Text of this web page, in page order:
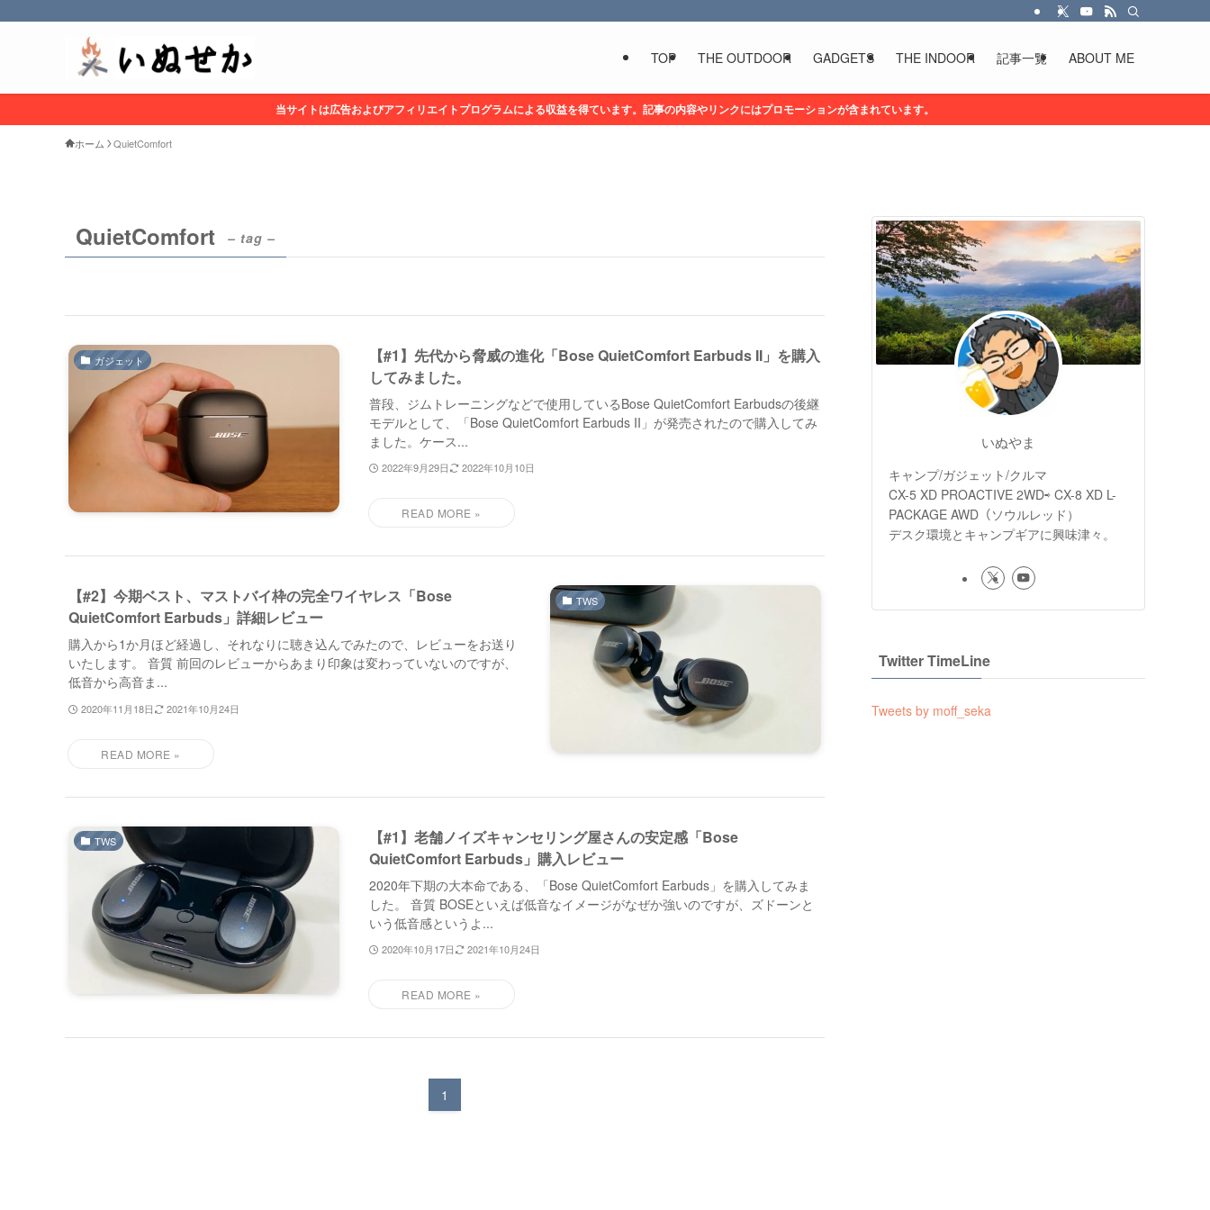
TOP THE OUTDOOR GADGETS THE INDOOR 記事一覧 ABOUT ME
当サイトは広告およびアフィリエイトプログラムによる収益を得ています。記事の内容やリンクにはプロモーションが含まれています。
ホーム QuietComfort
QuietComfort – tag –
ガジェット
【#1】先代から脅威の進化「Bose QuietComfort Earbuds II」を購入
してみました。
普段、ジムトレーニングなどで使用しているBose QuietComfort Earbudsの後継
モデルとして、「Bose QuietComfort Earbuds II」が発売されたので購入してみ
ました。ケース...
2022年9月29日 2022年10月10日
TWS
【#2】今期ベスト、マストバイ枠の完全ワイヤレス「Bose
QuietComfort Earbuds」詳細レビュー
購入から1か月ほど経過し、それなりに聴き込んでみたので、レビューをお送り
いたします。 音質 前回のレビューからあまり印象は変わっていないのですが、
低音から高音ま...
2020年11月18日 2021年10月24日
TWS
【#1】老舗ノイズキャンセリング屋さんの安定感「Bose
QuietComfort Earbuds」購入レビュー
2020年下期の大本命である、「Bose QuietComfort Earbuds」を購入してみま
した。 音質 BOSEといえば低音なイメージがなぜか強いのですが、ズドーンと
いう低音感というよ...
2020年10月17日 2021年10月24日
1
いぬやま
キャンプ/ガジェット/クルマ
CX-5 XD PROACTIVE 2WD⇨ CX-8 XD L-
PACKAGE AWD（ソウルレッド）
デスク環境とキャンプギアに興味津々。
Twitter TimeLine
Tweets by moff_seka